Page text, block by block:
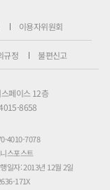
이용자위원회
규정 불편신고
페이스 12층
8658
4010-7078
스포스트
일자: 2013년 12월 2일
171X